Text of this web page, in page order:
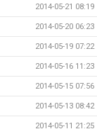
2014-05-21 08:19
2014-05-20 06:23
2014-05-19 07:22
2014-05-16 11:23
2014-05-15 07:56
2014-05-13 08:42
2014-05-11 21:25